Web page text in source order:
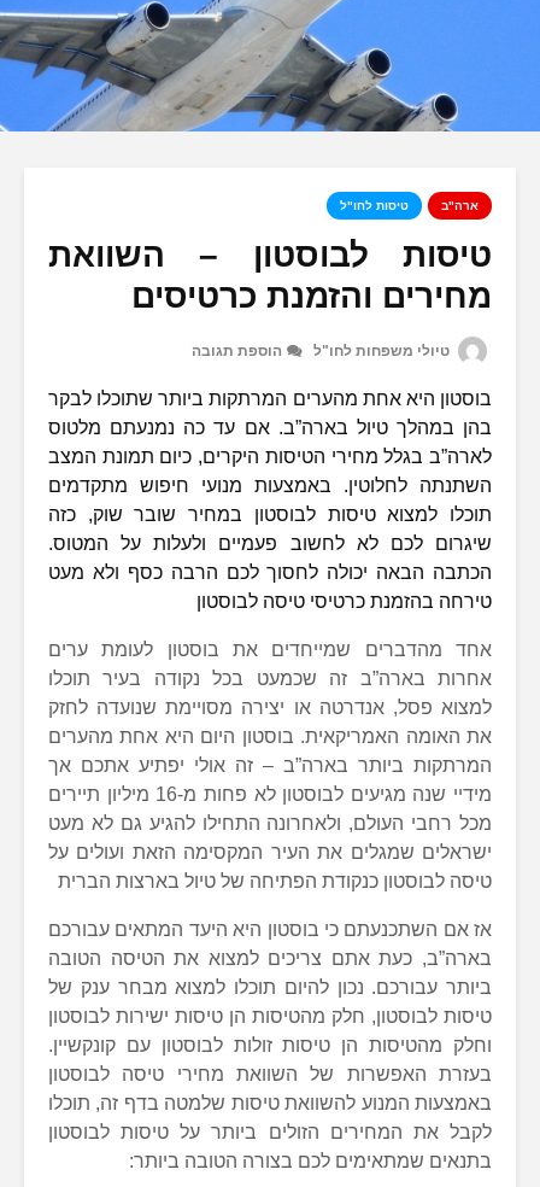
ארה"ב טיסות לחו"ל
טיסות לבוסטון – השוואת
מחירים והזמנת כרטיסים
טיולי משפחות לחו"ל הוספת תגובה
בוסטון היא אחת מהערים המרתקות ביותר שתוכלו לבקר
בהן במהלך טיול בארה”ב. אם עד כה נמנעתם מלטוס
לארה”ב בגלל מחירי הטיסות היקרים, כיום תמונת המצב
השתנתה לחלוטין. באמצעות מנועי חיפוש מתקדמים
תוכלו למצוא טיסות לבוסטון במחיר שובר שוק, כזה
שיגרום לכם לא לחשוב פעמיים ולעלות על המטוס.
הכתבה הבאה יכולה לחסוך לכם הרבה כסף ולא מעט
טירחה בהזמנת כרטיסי טיסה לבוסטון
אחד מהדברים שמייחדים את בוסטון לעומת ערים
אחרות בארה”ב זה שכמעט בכל נקודה בעיר תוכלו
למצוא פסל, אנדרטה או יצירה מסויימת שנועדה לחזק
את האומה האמריקאית. בוסטון היום היא אחת מהערים
המרתקות ביותר בארה”ב – זה אולי יפתיע אתכם אך
מידיי שנה מגיעים לבוסטון לא פחות מ-16 מיליון תיירים
מכל רחבי העולם, ולאחרונה התחילו להגיע גם לא מעט
ישראלים שמגלים את העיר המקסימה הזאת ועולים על
טיסה לבוסטון כנקודת הפתיחה של טיול בארצות הברית
אז אם השתכנעתם כי בוסטון היא היעד המתאים עבורכם
בארה”ב, כעת אתם צריכים למצוא את הטיסה הטובה
ביותר עבורכם. נכון להיום תוכלו למצוא מבחר ענק של
טיסות לבוסטון, חלק מהטיסות הן טיסות ישירות לבוסטון
וחלק מהטיסות הן טיסות זולות לבוסטון עם קונקשיין.
בעזרת האפשרות של השוואת מחירי טיסה לבוסטון
באמצעות המנוע להשוואת טיסות שלמטה בדף זה, תוכלו
לקבל את המחירים הזולים ביותר על טיסות לבוסטון
בתנאים שמתאימים לכם בצורה הטובה ביותר: